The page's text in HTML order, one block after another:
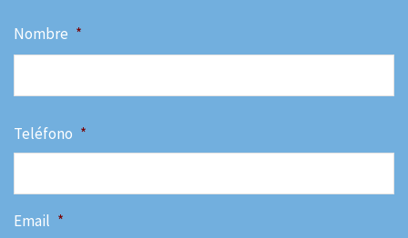
Nombre *
Teléfono *
Email *